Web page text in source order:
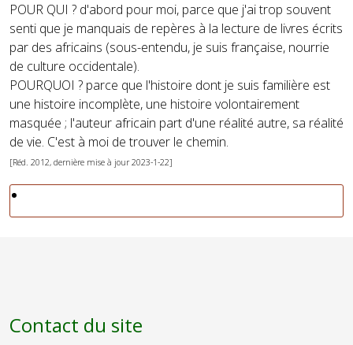
POUR QUI ? d'abord pour moi, parce que j'ai trop souvent
senti que je manquais de repères à la lecture de livres écrits
par des africains (sous-entendu, je suis française, nourrie
de culture occidentale).
POURQUOI ? parce que l'histoire dont je suis familière est
une histoire incomplète, une histoire volontairement
masquée ; l'auteur africain part d'une réalité autre, sa réalité
de vie. C'est à moi de trouver le chemin.
[Réd. 2012, dernière mise à jour 2023-1-22]
Contact du site